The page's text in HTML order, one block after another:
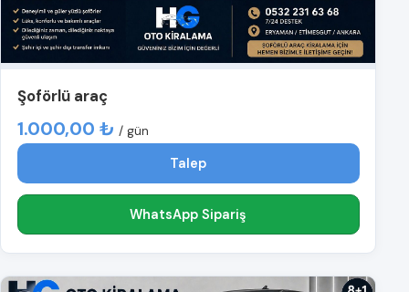
Şoförlü araç
1.000,00 ₺ / gün
Talep
WhatsApp Sipariş